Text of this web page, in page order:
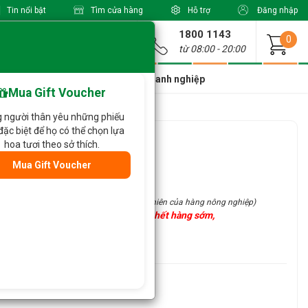
Tin nổi bật Tìm cửa hàng Hỗ trợ Đăng nhập
1800 1143
từ 08:00 - 20:00
0
Dành cho doanh nghiệp
(đặc điểm thủ công và tính chất tự nhiên của hàng nông nghiệp)
với số lượng có hạn nên có thể hết hàng sớm,
tra trước nhé!
Mua Gift Voucher
người thân yêu những phiếu
biệt để họ có thể chọn lựa
hoa tươi theo sở thích.
Mua Gift Voucher